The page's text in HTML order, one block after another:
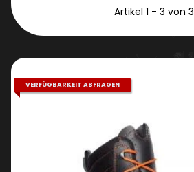
Artikel 1 - 3 von 3
VERFÜGBARKEIT ABFRAGEN